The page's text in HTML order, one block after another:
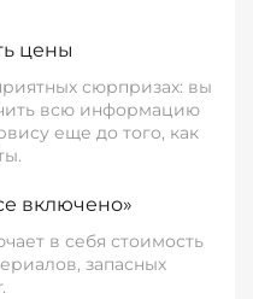
цены
сюрпризах: вы
всю информацию
еще до того, как
включено»
в себя стоимость
запасных